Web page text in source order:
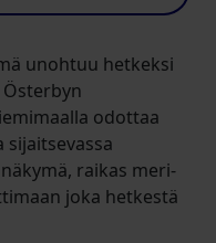
unohtuu hetkeksi
odottaa
sijaitsevassa
raikas meri-
joka hetkestä